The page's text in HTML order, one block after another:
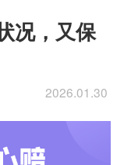
况，又保
2026.01.30